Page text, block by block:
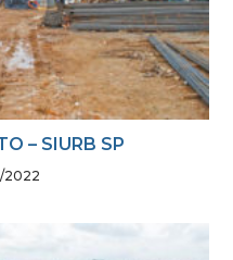
– SIURB SP
2022